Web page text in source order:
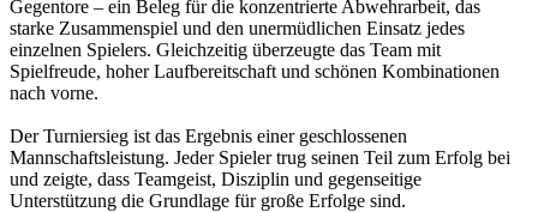
Gegentore – ein Beleg für die konzentrierte Abwehrarbeit, das
starke Zusammenspiel und den unermüdlichen Einsatz jedes
einzelnen Spielers. Gleichzeitig überzeugte das Team mit
Spielfreude, hoher Laufbereitschaft und schönen Kombinationen
nach vorne.
Der Turniersieg ist das Ergebnis einer geschlossenen
Mannschaftsleistung. Jeder Spieler trug seinen Teil zum Erfolg bei
und zeigte, dass Teamgeist, Disziplin und gegenseitige
Unterstützung die Grundlage für große Erfolge sind.